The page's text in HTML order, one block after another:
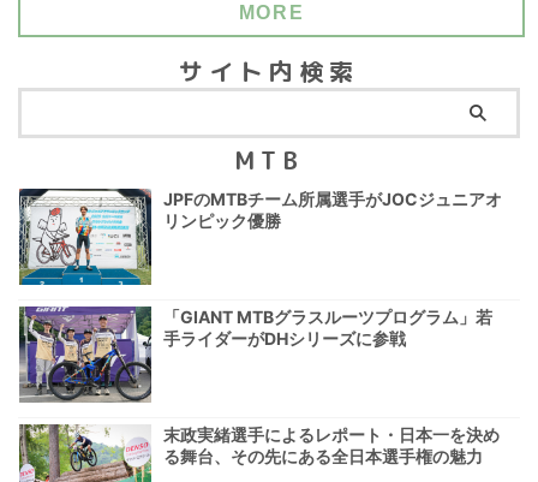
MORE
サイト内検索
MTB
JPFのMTBチーム所属選手がJOCジュニアオ
リンピック優勝
「GIANT MTBグラスルーツプログラム」若
手ライダーがDHシリーズに参戦
末政実緒選手によるレポート・日本一を決め
る舞台、その先にある全日本選手権の魅力